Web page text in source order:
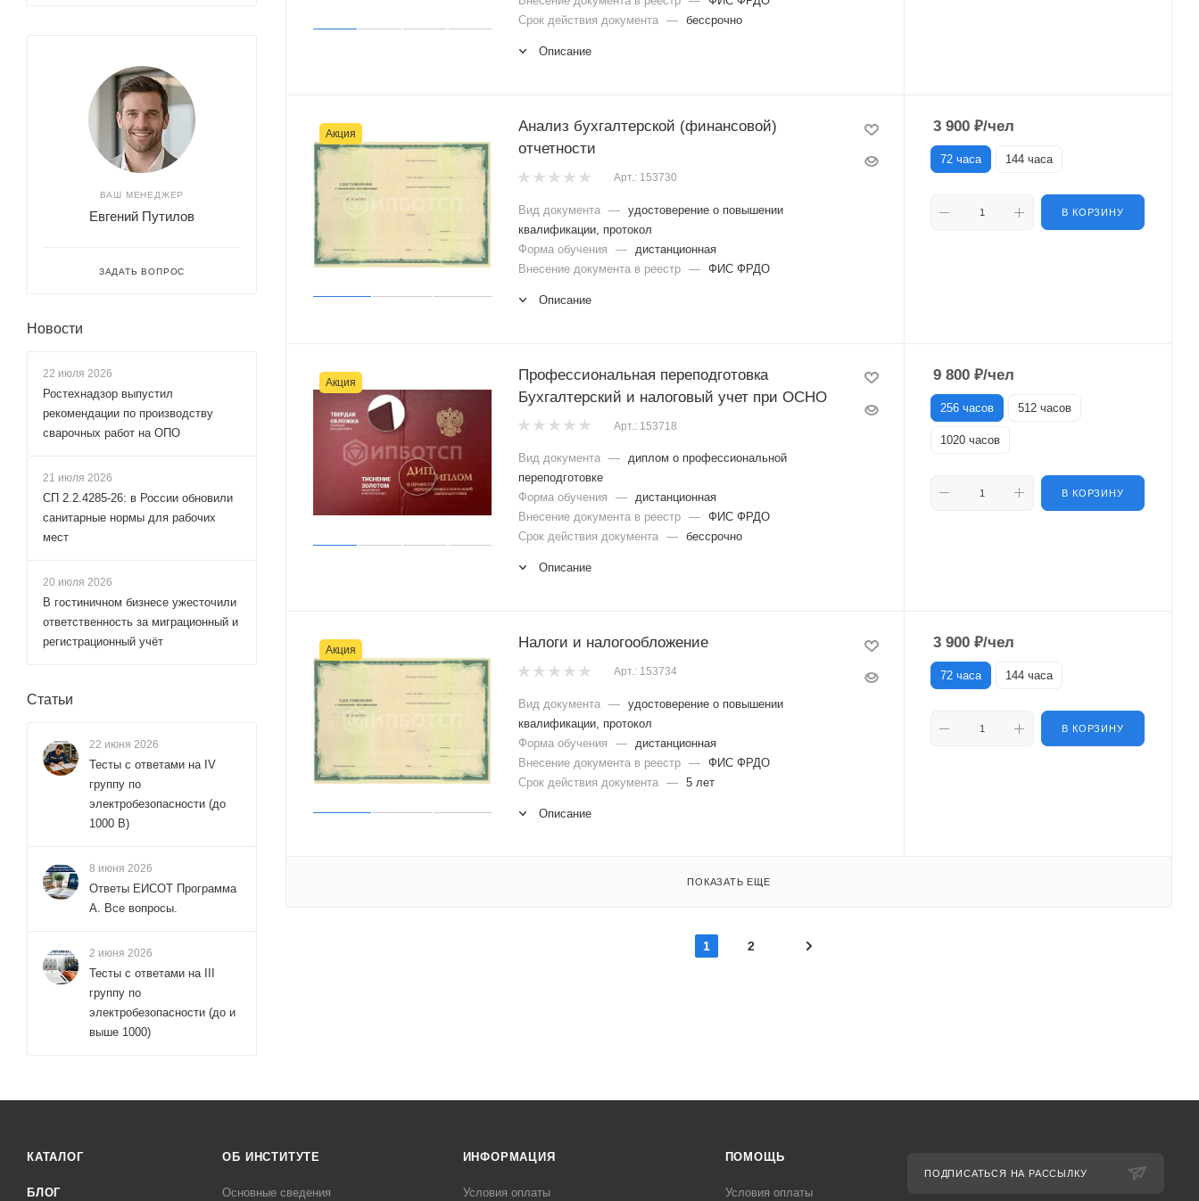
Срок действия документа — бессрочно
Описание
Акция
Анализ бухгалтерской (финансовой)
отчетности
Арт.: 153730
Вид документа — удостоверение о повышении
квалификации, протокол
Форма обучения
—
дистанционная
Внесение документа в реестр — ФИС ФРДО
Описание
3 900 ₽/чел
72 часа 144 часа
В КОРЗИНУ
Акция
Профессиональная переподготовка
Бухгалтерский и налоговый учет при ОСНО
Арт.: 153718
Вид документа — диплом о профессиональной
переподготовке
Форма обучения
— дистанционная
Внесение документа в реестр — ФИС ФРДО
Срок действия документа — бессрочно
Описание
9 800 ₽/чел
256 часов 512 часов
1020 часов
В КОРЗИНУ
Акция Налоги и налогообложение
Арт.: 153734
Вид документа — удостоверение о повышении
квалификации, протокол
Форма обучения
—
дистанционная
Внесение документа в реестр — ФИС ФРДО
Срок действия документа — 5 лет
Описание
3 900 ₽/чел
72 часа 144 часа
В КОРЗИНУ
ПОКАЗАТЬ ЕЩЕ
1 2
ВАШ МЕНЕДЖЕР
Евгений Путилов
ЗАДАТЬ ВОПРОС
Новости
22 июля 2026
Ростехнадзор выпустил
рекомендации по производству
сварочных работ на ОПО
21 июля 2026
СП 2.2.4285‑26: в России обновили
санитарные нормы для рабочих
мест
20 июля 2026
В гостиничном бизнесе ужесточили
ответственность за миграционный и
регистрационный учёт
Статьи
22 июня 2026
Тесты с ответами на IV
группу по
электробезопасности (до
1000 В)
8 июня 2026
Ответы ЕИСОТ Программа
А. Все вопросы.
2 июня 2026
Тесты с ответами на III
группу по
электробезопасности (до и
выше 1000)
КАТАЛОГ
БЛОГ
ОБ ИНСТИТУТЕ
Основные сведения
ИНФОРМАЦИЯ
Условия оплаты
ПОМОЩЬ
Условия оплаты
ПОДПИСАТЬСЯ НА РАССЫЛКУ